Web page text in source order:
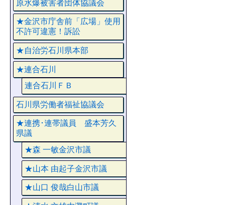
原水爆被害者団体協議会
★金沢市庁舎前「広場」使用
不許可違憲！訴訟
★自治労石川県本部
★連合石川
連合石川ＦＢ
石川県労働者福祉協議会
★連携･連帯議員 盛本芳久
県議
★森 一敏金沢市議
★山本 由起子金沢市議
★山口 俊哉白山市議